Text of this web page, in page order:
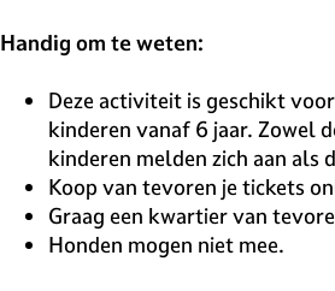
Handig om te weten:
Deze activiteit is geschikt
kinderen vanaf 6 jaar. Zowel
kinderen melden zich aan als
Koop van tevoren je tickets
Graag een kwartier van
Honden mogen niet mee.